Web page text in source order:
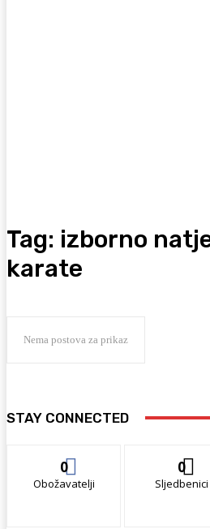
Tag: izborno
karate
Nema postova za prikaz
STAY CONNECTED
0
Obožavatelji
0
Sljedbenici